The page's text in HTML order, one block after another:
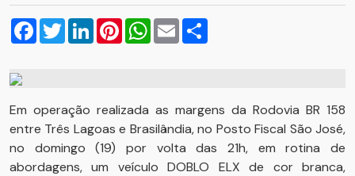
Facebook
TwitterLinkedInPinterestWhatsApp
Email
Em operação realizada as margens da Rodovia BR 158
entre Três Lagoas e Brasilândia, no Posto Fiscal São José,
no domingo (19) por volta das 21h, em rotina de
abordagens, um veículo DOBLO ELX de cor branca,